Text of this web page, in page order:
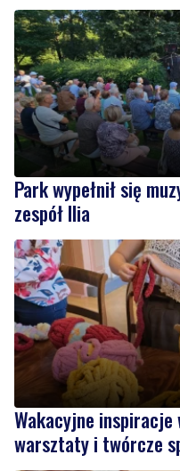
Park wypełnił się
zespół Ilia
Wakacyjne inspiracje
warsztaty i twórcze